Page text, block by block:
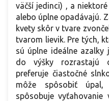
väčší jedinci) , a
alebo úplne opadávajú.
kvety skôr v tvare
tvarom lievik. Pre tých,
sú úplne ideálne azalky
do výšky rozrastajú
preferuje čiastočné
môže spôsobiť
spôsobuje